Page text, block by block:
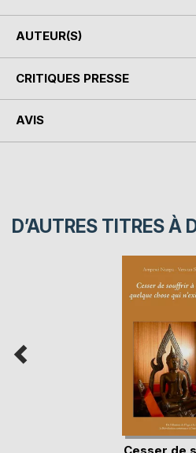
AUTEUR(S)
CRITIQUES PRESSE
AVIS
D’AUTRES TITRES À